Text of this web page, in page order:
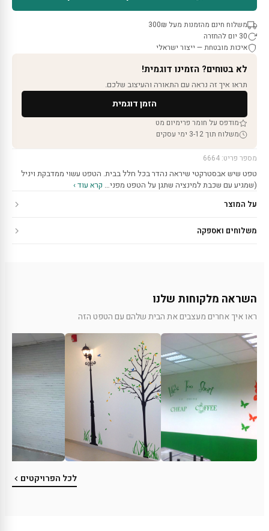
משלוח חינם מהזמנות מעל 300₪
30 יום להחזרה
איכות מובטחת — ייצור ישראלי
לא בטוחים? הזמינו דוגמית!
תראו איך זה נראה עם התאורה והעיצוב שלכם.
הזמן דוגמית
מודפס על חומר פרימיום מט
משלוח תוך 3-12 ימי עסקים
מספר פריט: 6664
טפט שיש אבסטרקטי שיראה נהדר בכל חלל בבית. הטפט עשוי ממדבקת ויניל
(שמגיע עם שכבת למינציה שתגן על הטפט מפני… קרא עוד ›
על המוצר
משלוחים ואספקה
השראה מלקוחות שלנו
ראו איך אחרים מעצבים את הבית שלהם עם הטפט הזה
לכל הפרויקטים